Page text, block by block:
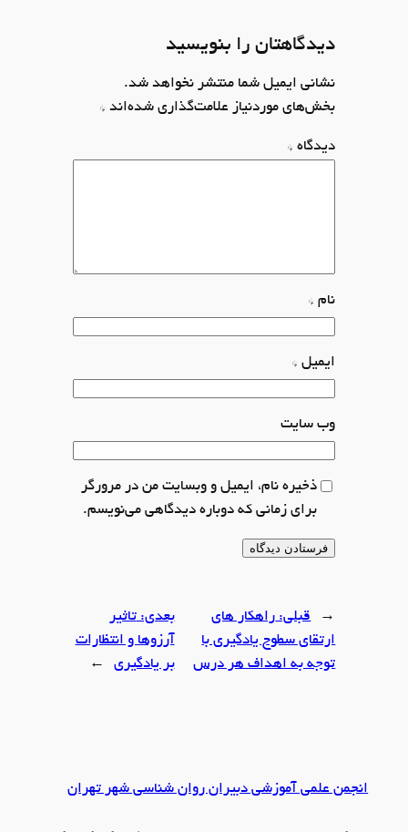
دیدگاهتان را بنویسید
نشانی ایمیل شما منتشر نخواهد شد.
بخش‌های موردنیاز علامت‌گذاری شده‌اند *
دیدگاه *
نام *
ایمیل *
وب‌ سایت
ذخیره نام، ایمیل و وبسایت من در مرورگر
برای زمانی که دوباره دیدگاهی می‌نویسم.
← قبلی:راهکار های
ارتقای سطوح یادگیری با
توجه به اهداف هر درس
بعدی:تاثیر
آرزوها و انتظارات
بر یادگیری
→
انجمن علمی آموزشی دبیران روان شناسی شهر تهران